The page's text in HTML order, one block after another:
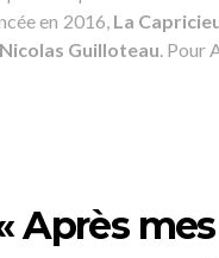
en 2016, La
Nicolas Guilloteau. Pour
Après